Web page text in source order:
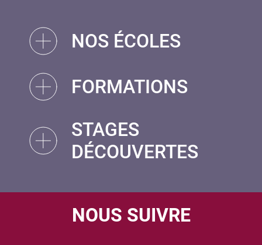
NOS ÉCOLES
FORMATIONS
STAGES
DÉCOUVERTES
NOUS SUIVRE